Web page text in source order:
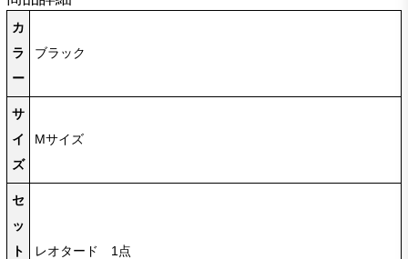
カ
ラ
ー
ブラック
サ
イ
ズ
Mサイズ
セ
ッ
ト
レオタード 1点